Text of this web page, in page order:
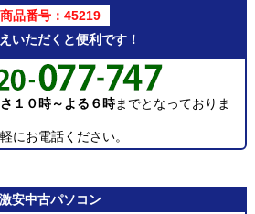
商品番号：45219
いただくと便利です！
１０時～よる６時までとなっておりま
にお電話ください。
激安中古パソコン